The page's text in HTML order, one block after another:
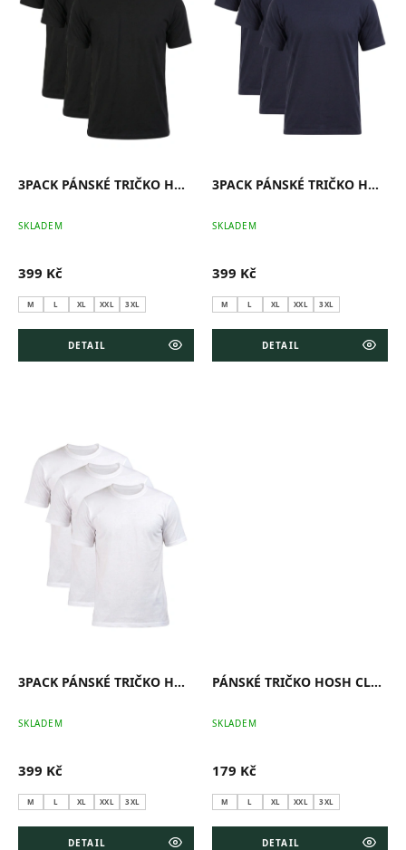
3PACK PÁNSKÉ TRIČKO HOSH CLASSIC ČERNÉ
SKLADEM
399 Kč
M L XL XXL 3XL
DETAIL
3PACK PÁNSKÉ TRIČKO HOSH CLASSIC NAVY
SKLADEM
399 Kč
M L XL XXL 3XL
DETAIL
3PACK PÁNSKÉ TRIČKO HOSH CLASSIC BÍLÉ
SKLADEM
399 Kč
M L XL XXL 3XL
DETAIL
PÁNSKÉ TRIČKO HOSH CLASSIC BÍLÉ
SKLADEM
179 Kč
M L XL XXL 3XL
DETAIL